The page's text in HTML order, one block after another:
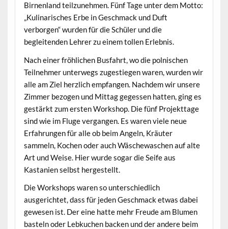
Birnenland teilzunehmen. Fünf Tage unter dem Motto:
„Kulinarisches Erbe in Geschmack und Duft
verborgen“ wurden für die Schüler und die
begleitenden Lehrer zu einem tollen Erlebnis.
Nach einer fröhlichen Busfahrt, wo die polnischen
Teilnehmer unterwegs zugestiegen waren, wurden wir
alle am Ziel herzlich empfangen. Nachdem wir unsere
Zimmer bezogen und Mittag gegessen hatten, ging es
gestärkt zum ersten Workshop. Die fünf Projekttage
sind wie im Fluge vergangen. Es waren viele neue
Erfahrungen für alle ob beim Angeln, Kräuter
sammeln, Kochen oder auch Wäschewaschen auf alte
Art und Weise. Hier wurde sogar die Seife aus
Kastanien selbst hergestellt.
Die Workshops waren so unterschiedlich
ausgerichtet, dass für jeden Geschmack etwas dabei
gewesen ist. Der eine hatte mehr Freude am Blumen
basteln oder Lebkuchen backen und der andere beim